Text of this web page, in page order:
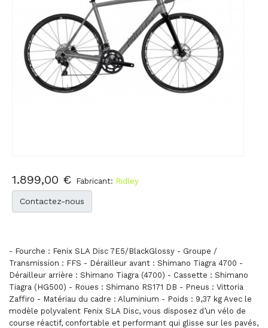
1.899,00 € Fabricant: Ridley
Contactez-nous
- Fourche : Fenix SLA Disc 7E5/BlackGlossy - Groupe /
Transmission : FFS - Dérailleur avant : Shimano Tiagra 4700 -
Dérailleur arrière : Shimano Tiagra (4700) - Cassette : Shimano
Tiagra (HG500) - Roues : Shimano RS171 DB - Pneus : Vittoria
Zaffiro - Matériau du cadre : Aluminium - Poids : 9,37 kg Avec le
modèle polyvalent Fenix SLA Disc, vous disposez d’un vélo de
course réactif, confortable et performant qui glisse sur les pavés,